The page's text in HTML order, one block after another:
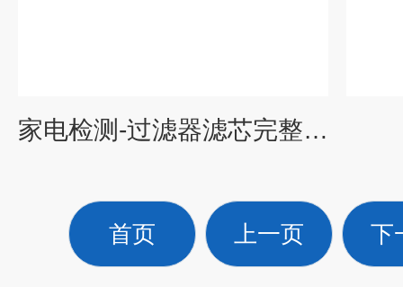
家电检测-过滤器滤芯完整性测试
首页 上一页 下